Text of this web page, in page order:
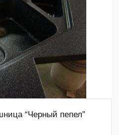
“Черный пепел”